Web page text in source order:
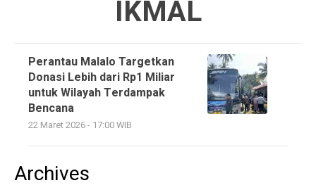
IKMAL
Perantau Malalo Targetkan
Donasi Lebih dari Rp1 Miliar
untuk Wilayah Terdampak
Bencana
22 Maret 2026 - 17:00 WIB
Archives